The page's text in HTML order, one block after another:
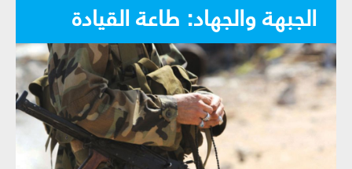
الجبهة والجهاد: طاعة القيادة